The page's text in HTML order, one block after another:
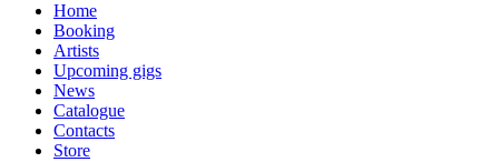
Home
Booking
Artists
Upcoming gigs
News
Catalogue
Contacts
Store